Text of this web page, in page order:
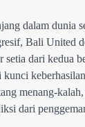
dalam dunia
Bali United
dari kedua
menang-
dari